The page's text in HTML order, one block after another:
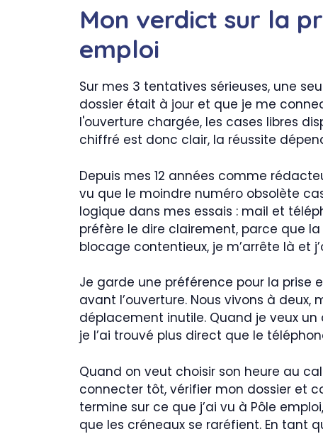
Mon verdict sur la
emploi
Sur mes 3 tentatives sérieuses, une
dossier était à jour et que je me
l'ouverture chargée, les cases libres
chiffré est donc clair, la réussite
Depuis mes 12 années comme
vu que le moindre numéro obsolète
logique dans mes essais : mail et
préfère le dire clairement, parce que
blocage contentieux, je m’arrête là et
Je garde une préférence pour la prise
avant l’ouverture. Nous vivons à
déplacement inutile. Quand je veux
je l’ai trouvé plus direct que le
Quand on veut choisir son heure au
connecter tôt, vérifier mon dossier et
termine sur ce que j’ai vu à Pôle
que les créneaux se raréfient. En tant